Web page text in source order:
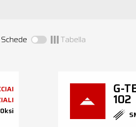
Schede Tabella
G-
102